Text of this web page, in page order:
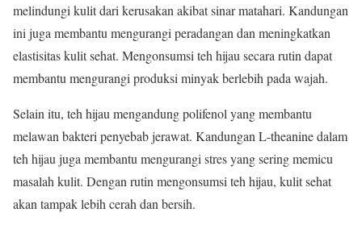
melindungi kulit dari kerusakan akibat sinar matahari. Kandungan
ini juga membantu mengurangi peradangan dan meningkatkan
elastisitas kulit sehat. Mengonsumsi teh hijau secara rutin dapat
membantu mengurangi produksi minyak berlebih pada wajah.
Selain itu, teh hijau mengandung polifenol yang membantu
melawan bakteri penyebab jerawat. Kandungan L-theanine dalam
teh hijau juga membantu mengurangi stres yang sering memicu
masalah kulit. Dengan rutin mengonsumsi teh hijau, kulit sehat
akan tampak lebih cerah dan bersih.